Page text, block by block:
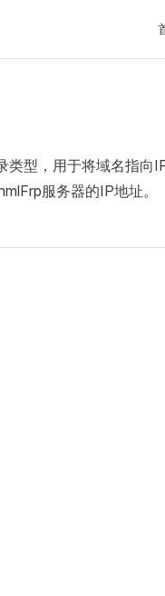
类型，用于将域名指向
服务器的IP地址。